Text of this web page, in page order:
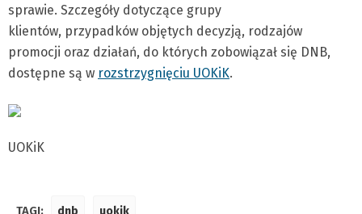
sprawie. Szczegóły dotyczące grupy
klientów, przypadków objętych decyzją, rodzajów
promocji oraz działań, do których zobowiązał się DNB,
dostępne są w rozstrzygnięciu UOKiK.
UOKiK
TAGI: dnb uokik